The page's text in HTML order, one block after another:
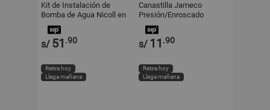
Kit de Instalación de
Bomba de Agua Nicoll en
PVC Gris
s/ 51 .90
Retira hoy
Llega mañana
Canastilla Jameco
Presión/Enroscado
Sobrepuesto Ideal para
Lavatorios
s/ 11 .90
Retira hoy
Llega mañana